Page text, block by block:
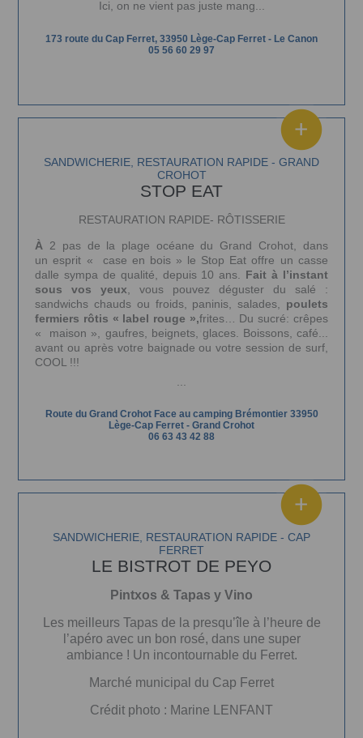
Ici, on ne vient pas juste mang...
173 route du Cap Ferret, 33950 Lège-Cap Ferret - Le Canon
05 56 60 29 97
SANDWICHERIE, RESTAURATION RAPIDE - GRAND
CROHOT
STOP EAT
RESTAURATION RAPIDE- RÔTISSERIE
À 2 pas de la plage océane du Grand Crohot, dans
un esprit « case en bois » le Stop Eat offre un casse
dalle sympa de qualité, depuis 10 ans. Fait à l’instant
sous vosyeux , vous pouvez déguster du salé :
sandwichs chauds ou froids, paninis, salades, poulets
fermiers rôtis « label rouge »,frites… Du sucré: crêpes
« maison », gaufres, beignets, glaces. Boissons, café...
avant ou après votre baignade ou votre session de surf,
COOL !!!
Route du Grand Crohot Face au camping Brémontier 33950
Lège-Cap Ferret - Grand Crohot
06 63 43 42 88
SANDWICHERIE, RESTAURATION RAPIDE - CAP
FERRET
LE BISTROT DE PEYO
Pintxos & Tapas y Vino
Les meilleurs Tapas de la presqu’île à l’heure de
l’apéro avec un bon rosé, dans une super
ambiance ! Un incontournable du Ferret.
Marché municipal du Cap Ferret
Crédit photo : Marine LENFANT